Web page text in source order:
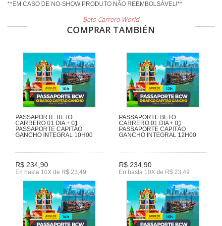
Beto Carrero World
COMPRAR TAMBIÉN
PASSAPORTE BETO
CARRERO 01 DIA + 01
PASSAPORTE CAPITÃO
GANCHO INTEGRAL 10H00
R$ 234,90
En hasta 10X de R$ 23,49
PASSAPORTE BETO
CARRERO 01 DIA + 01
PASSAPORTE CAPITÃO
GANCHO INTEGRAL 12H00
R$ 234,90
En hasta 10X de R$ 23,49